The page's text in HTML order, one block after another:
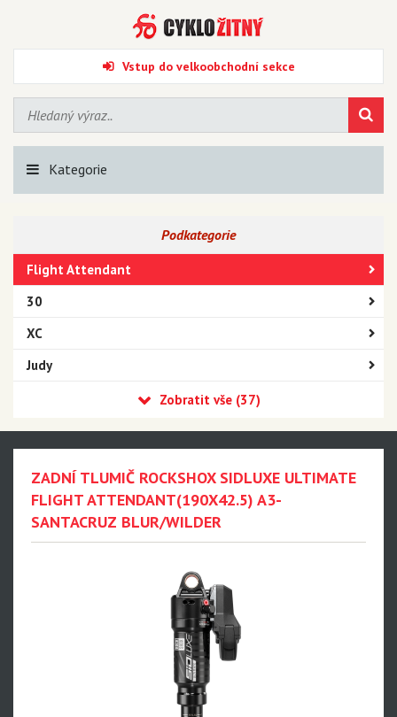
Vstup do velkoobchodní sekce
Kategorie
Podkategorie
Flight Attendant
30
XC
Judy
Reba
35
Revelation
ZADNÍ TLUMIČ ROCKSHOX SIDLUXE ULTIMATE
FLIGHT ATTENDANT(190X42.5) A3-
SANTACRUZ BLUR/WILDER